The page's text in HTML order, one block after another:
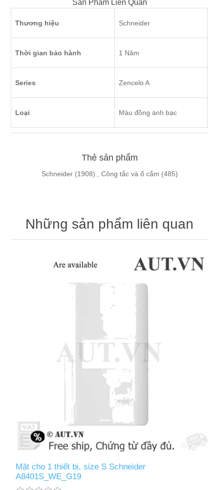
Sản Phẩm Liên Quan
Thương hiệu Schneider
Thời gian bảo hành 1 Năm
Series Zencelo A
Loại Màu đồng ánh bạc
Thẻ sản phẩm
Schneider (1908) , Công tắc và ổ cắm (485)
Những sản phẩm liên quan
Mặt cho 1 thiết bị, size S Schneider
A8401S_WE_G19